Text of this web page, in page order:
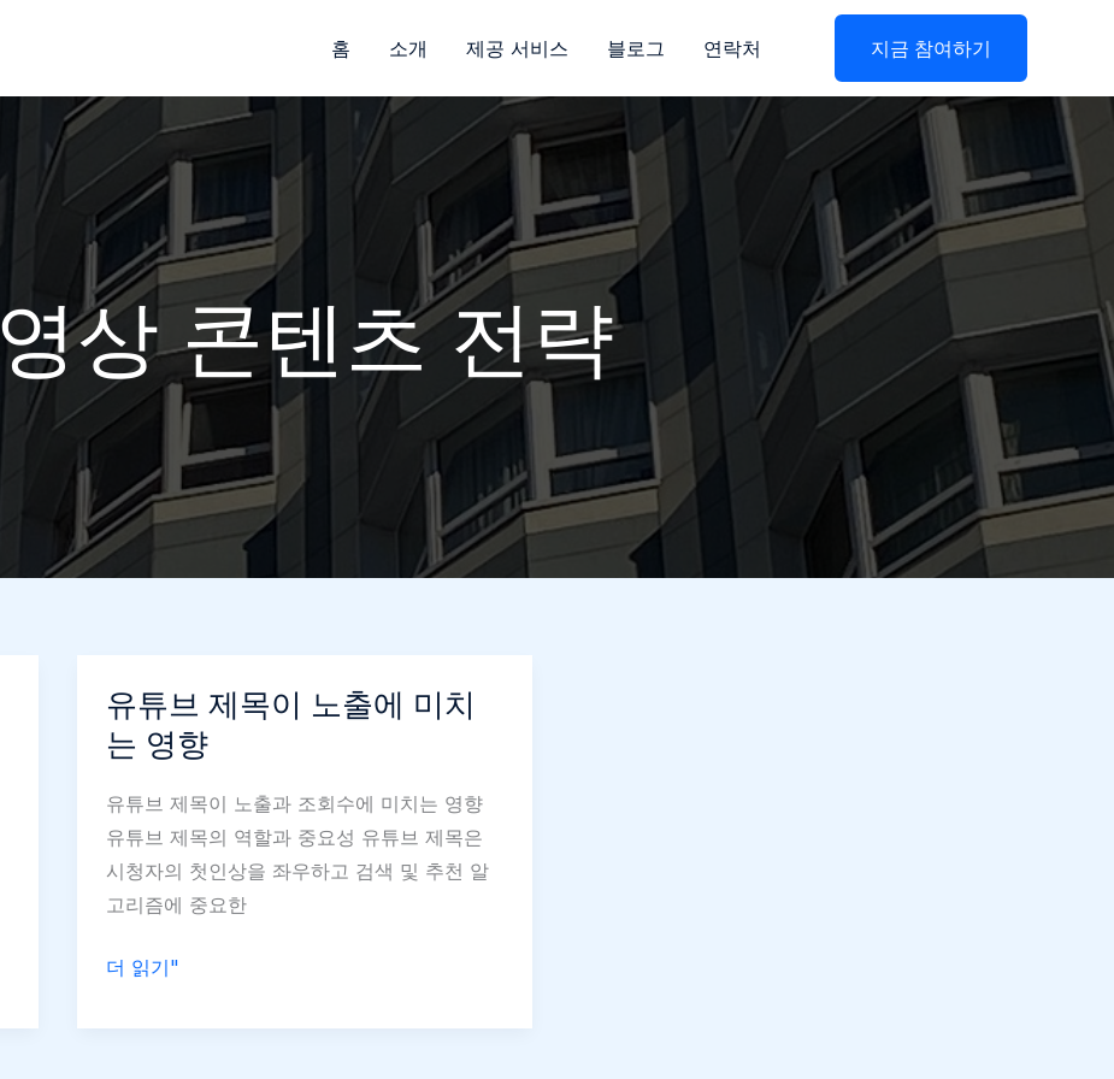
홈 소개 제공 서비스 블로그 연락처 지금 참여하기
영상 콘텐츠 전략
유튜브 제목이 노출에 미치
는 영향
유튜브 제목이 노출과 조회수에 미치는 영향
유튜브 제목의 역할과 중요성 유튜브 제목은
시청자의 첫인상을 좌우하고 검색 및 추천 알
고리즘에 중요한
유
브
더 읽기"